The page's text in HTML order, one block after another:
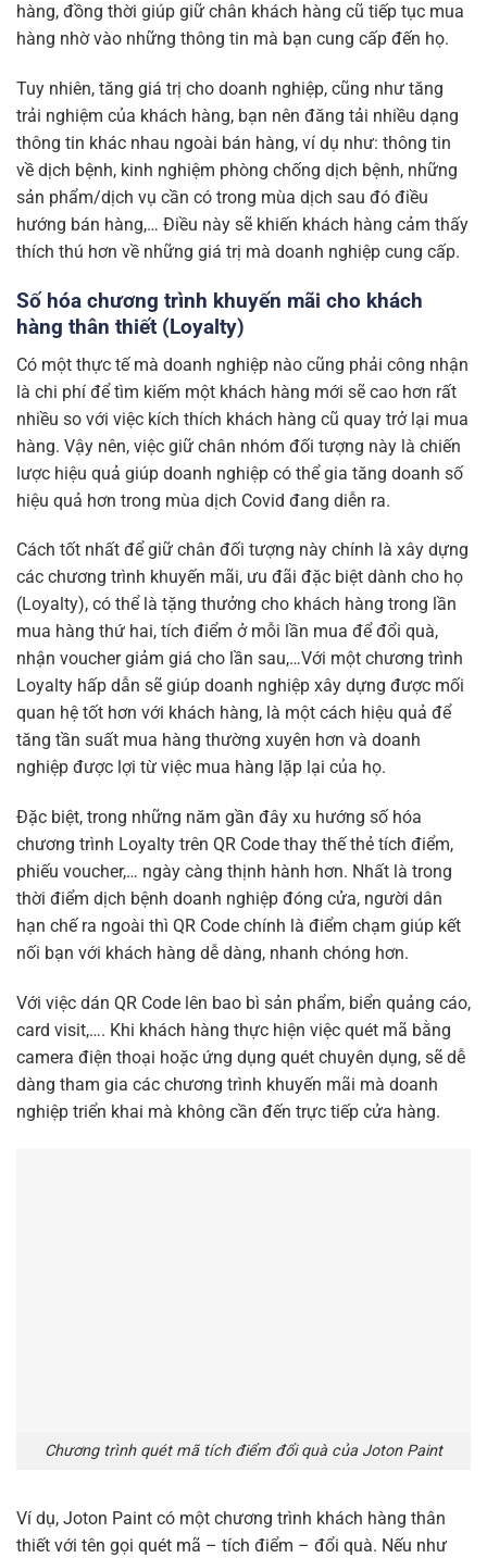
hàng, đồng thời giúp giữ chân khách hàng cũ tiếp tục mua
hàng nhờ vào những thông tin mà bạn cung cấp đến họ.
Tuy nhiên, tăng giá trị cho doanh nghiệp, cũng như tăng
trải nghiệm của khách hàng, bạn nên đăng tải nhiều dạng
thông tin khác nhau ngoài bán hàng, ví dụ như: thông tin
về dịch bệnh, kinh nghiệm phòng chống dịch bệnh, những
sản phẩm/dịch vụ cần có trong mùa dịch sau đó điều
hướng bán hàng,… Điều này sẽ khiến khách hàng cảm thấy
thích thú hơn về những giá trị mà doanh nghiệp cung cấp.
Số hóa chương trình khuyến mãi cho khách
hàng thân thiết (Loyalty)
Có một thực tế mà doanh nghiệp nào cũng phải công nhận
là chi phí để tìm kiếm một khách hàng mới sẽ cao hơn rất
nhiều so với việc kích thích khách hàng cũ quay trở lại mua
hàng. Vậy nên, việc giữ chân nhóm đối tượng này là chiến
lược hiệu quả giúp doanh nghiệp có thể gia tăng doanh số
hiệu quả hơn trong mùa dịch Covid đang diễn ra.
Cách tốt nhất để giữ chân đối tượng này chính là xây dựng
các chương trình khuyến mãi, ưu đãi đặc biệt dành cho họ
(Loyalty), có thể là tặng thưởng cho khách hàng trong lần
mua hàng thứ hai, tích điểm ở mỗi lần mua để đổi quà,
nhận voucher giảm giá cho lần sau,…Với một chương trình
Loyalty hấp dẫn sẽ giúp doanh nghiệp xây dựng được mối
quan hệ tốt hơn với khách hàng, là một cách hiệu quả để
tăng tần suất mua hàng thường xuyên hơn và doanh
nghiệp được lợi từ việc mua hàng lặp lại của họ.
Đặc biệt, trong những năm gần đây xu hướng số hóa
chương trình Loyalty trên QR Code thay thế thẻ tích điểm,
phiếu voucher,… ngày càng thịnh hành hơn. Nhất là trong
thời điểm dịch bệnh doanh nghiệp đóng cửa, người dân
hạn chế ra ngoài thì QR Code chính là điểm chạm giúp kết
nối bạn với khách hàng dễ dàng, nhanh chóng hơn.
Với việc dán QR Code lên bao bì sản phẩm, biển quảng cáo,
card visit,…. Khi khách hàng thực hiện việc quét mã bằng
camera điện thoại hoặc ứng dụng quét chuyên dụng, sẽ dễ
dàng tham gia các chương trình khuyến mãi mà doanh
nghiệp triển khai mà không cần đến trực tiếp cửa hàng.
Chương trình quét mã tích điểm đổi quà của Joton Paint
Ví dụ, Joton Paint có một chương trình khách hàng thân
thiết với tên gọi quét mã – tích điểm – đổi quà. Nếu như